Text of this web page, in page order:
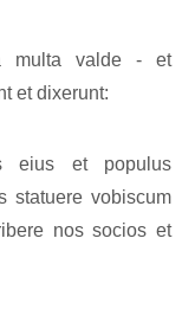
multa valde - et
et dixerunt:
eius et populus
statuere vobiscum
nos socios et